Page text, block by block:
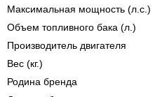
Максимальная мощность (л.с.)
Объем топливного бака (л.)
Производитель двигателя
Вес (кг.)
Родина бренда